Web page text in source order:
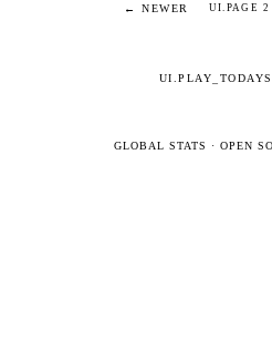
← NEWER UI.PAGE 2
GLOBAL STATS · OPEN